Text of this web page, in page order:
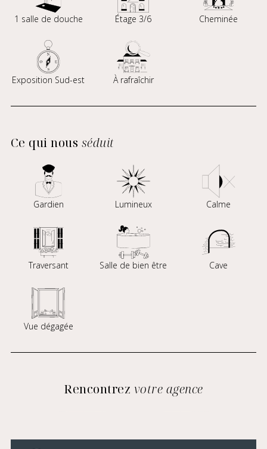
1 salle de douche Étage 3/6 Cheminée
Exposition Sud-est À rafraîchir
Ce qui nous séduit
Gardien Lumineux Calme
Traversant Salle de bien être Cave
Vue dégagée
Rencontrez votre agence